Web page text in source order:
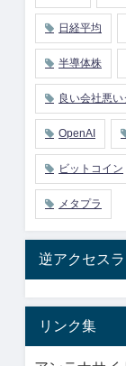
日経平均
半導体株
良い会社悪
OpenAI
ビットコイン
メタプラ
逆アクセス
リンク集